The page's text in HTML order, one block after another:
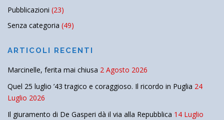
Pubblicazioni (23)
Senza categoria (49)
ARTICOLI RECENTI
Marcinelle, ferita mai chiusa 2 Agosto 2026
Quel 25 luglio ’43 tragico e coraggioso. Il ricordo in Puglia 24
Luglio 2026
Il giuramento di De Gasperi dà il via alla Repubblica 14 Luglio